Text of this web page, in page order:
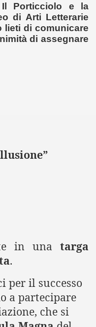
Porticciolo e la
di Arti Letterarie
lieti di comunicare
di assegnare
in una targa
.
per il successo
a partecipare
che si
2013 (8-7-2013)
9-2013)